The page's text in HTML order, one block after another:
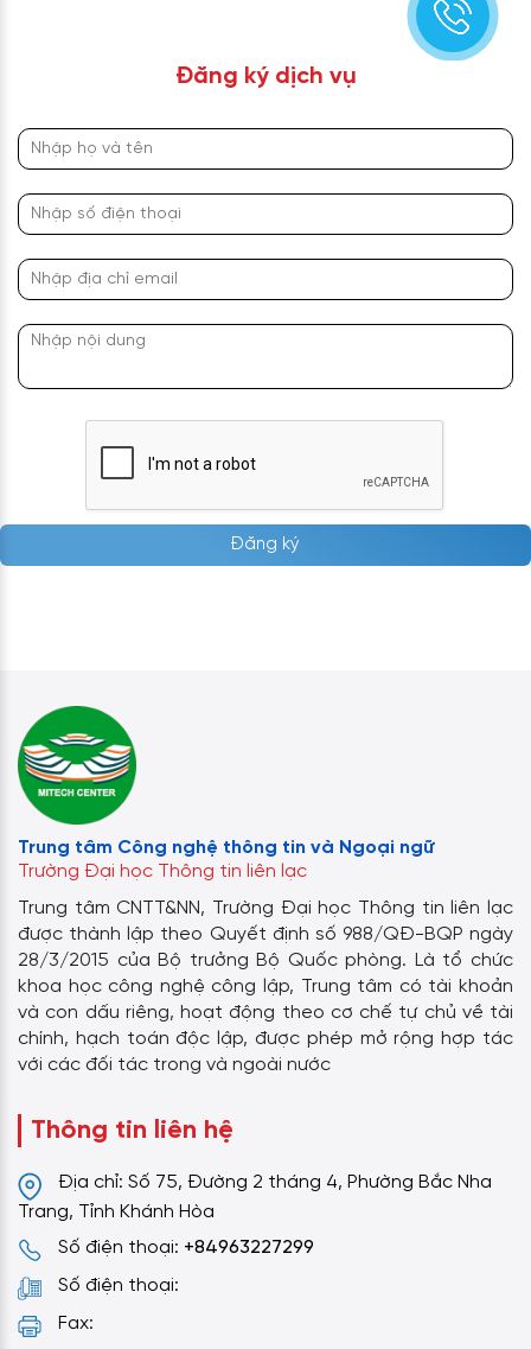
Đăng ký dịch vụ
Đăng ký
Trung tâm Công nghệ thông tin và Ngoại ngữ
Trường Đại học Thông tin liên lạc
Trung tâm CNTT&NN, Trường Đại học Thông tin liên lạc
được thành lập theo Quyết định số 988/QĐ-BQP ngày
28/3/2015 của Bộ trưởng Bộ Quốc phòng. Là tổ chức
khoa học công nghệ công lập, Trung tâm có tài khoản
và con dấu riêng, hoạt động theo cơ chế tự chủ về tài
chính, hạch toán độc lập, được phép mở rộng hợp tác
với các đối tác trong và ngoài nước
Thông tin liên hệ
Địa chỉ: Số 75, Đường 2 tháng 4, Phường Bắc Nha
Trang, Tỉnh Khánh Hòa
Số điện thoại: +84963227299
Số điện thoại:
Fax: